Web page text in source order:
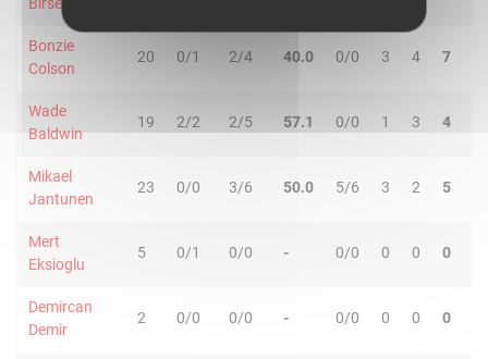
Bonzie
Colson
20 0/1 2/4 40.0 0/0 3 4 7
Wade
Baldwin
19 2/2 2/5 57.1 0/0 1 3 4
Mikael
Jantunen
23 0/0 3/6 50.0 5/6 3 2 5
Mert
Eksioglu
5 0/1 0/0 - 0/0 0 0 0
Demircan
Demir
2 0/0 0/0 - 0/0 0 0 0